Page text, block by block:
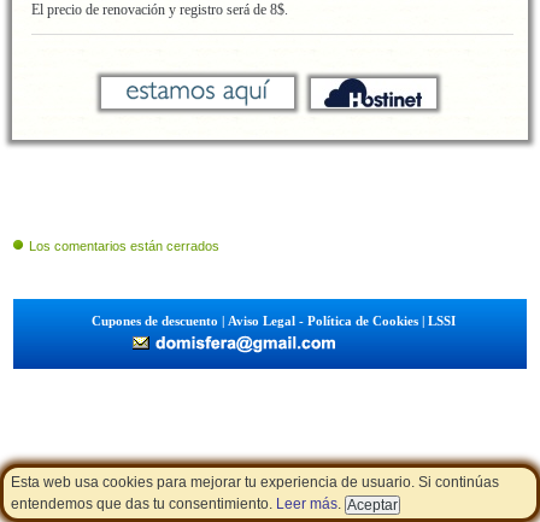
Esta web usa cookies para mejorar tu experiencia de usuario. Si continúas
entendemos que das tu consentimiento. Leer más.
El precio de renovación y registro será de 8$.
Los comentarios están cerrados
Cupones de descuento | Aviso Legal - Política de Cookies| LSSI